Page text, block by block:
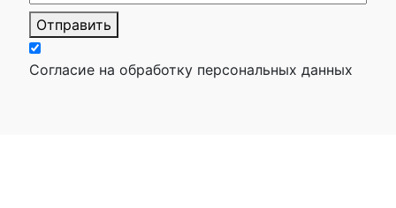
Отправить
Согласие на обработку персональных данных